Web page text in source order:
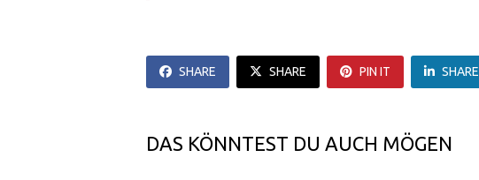
SHARE SHARE PIN IT SHARE
DAS KÖNNTEST DU AUCH MÖGEN